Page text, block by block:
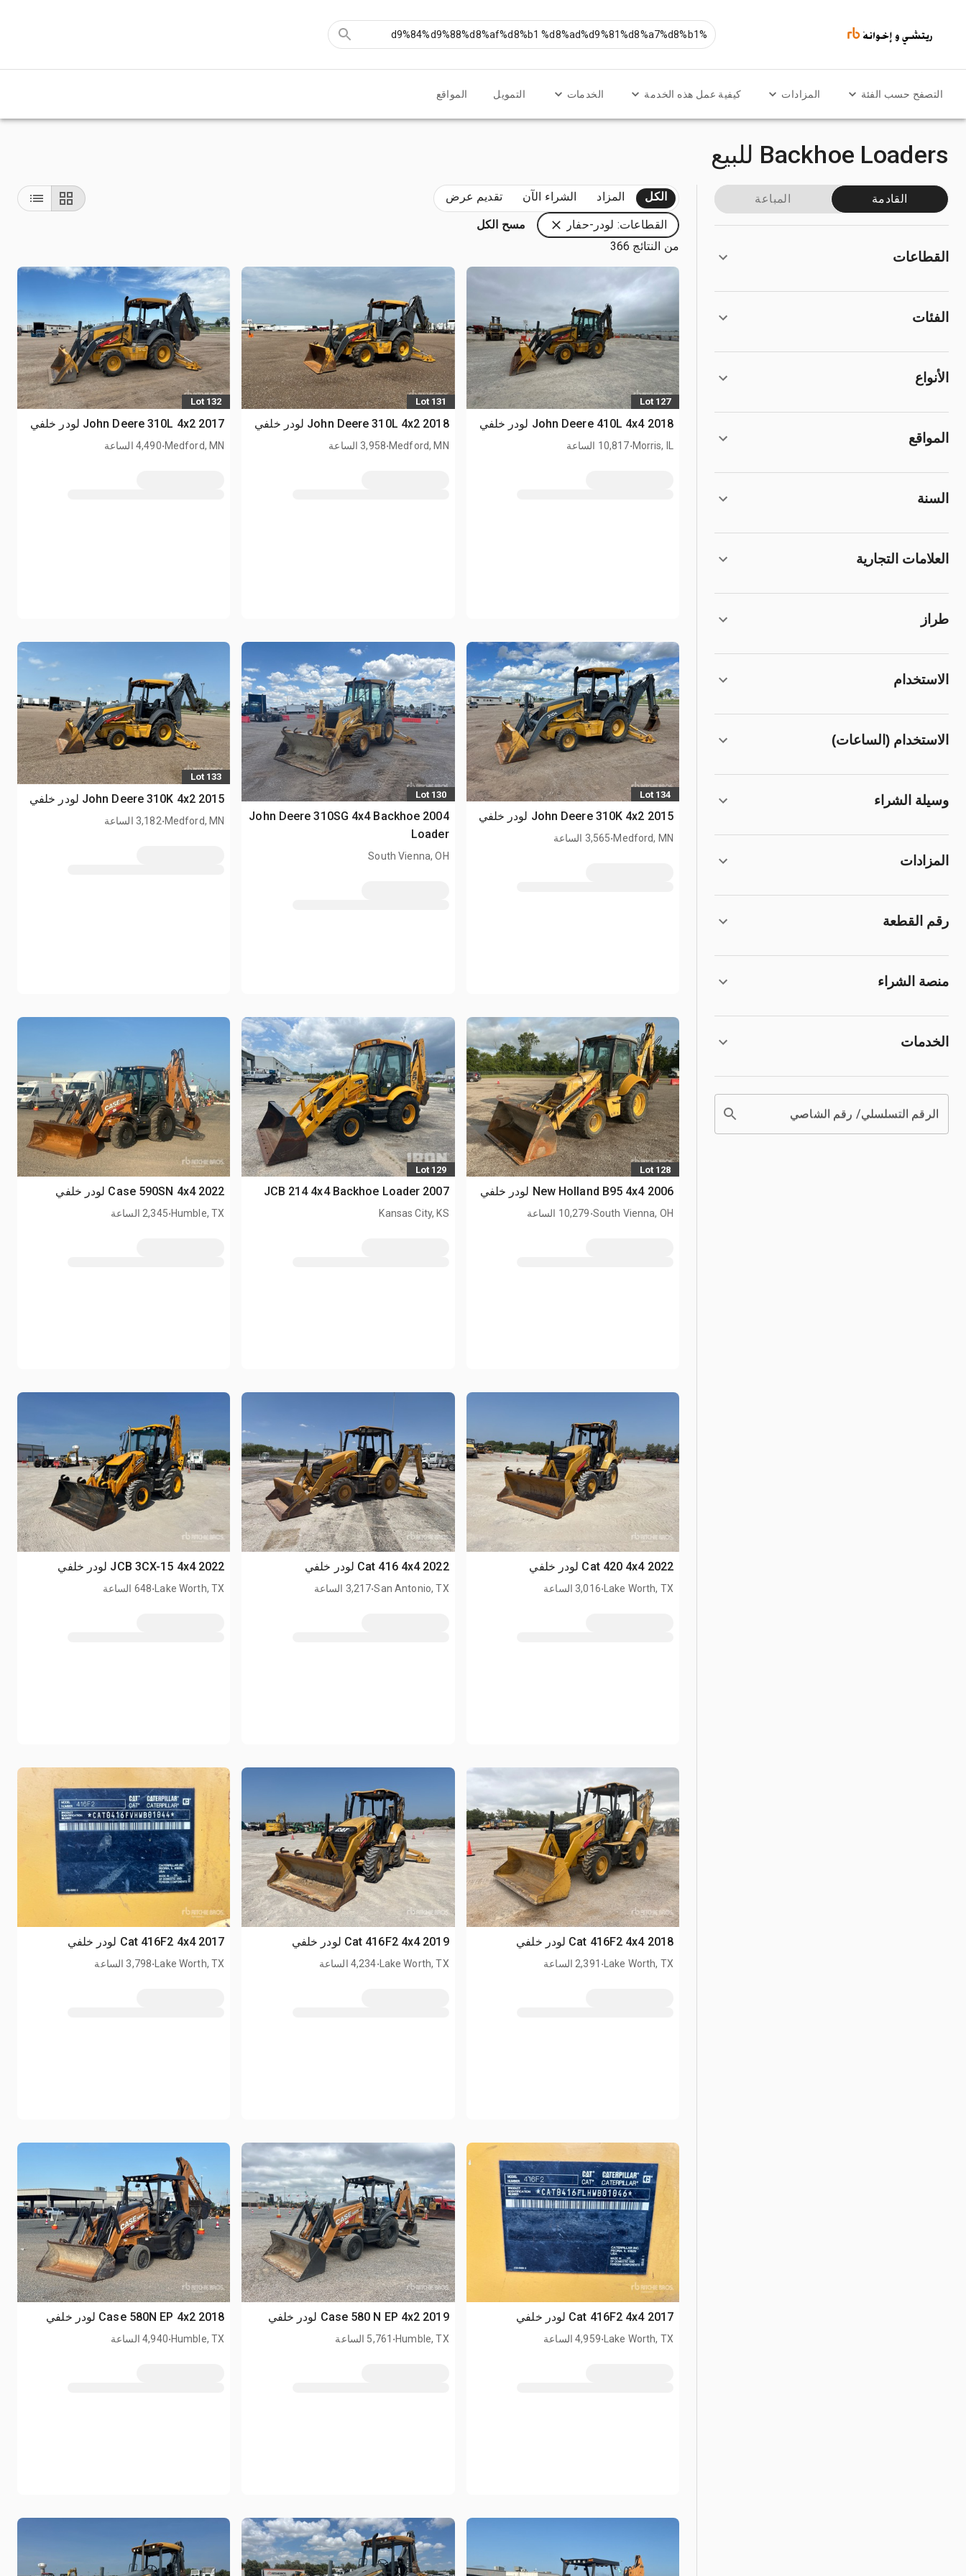
التصفح حسب الفئة المزادات كيفية عمل هذه الخدمة الخدمات التمويل المواقع
Backhoe Loaders للبيع
القادمة المباعة
القطاعات
الفئات
الأنواع
المواقع
السنة
العلامات التجارية
طراز
الاستخدام
الاستخدام (الساعات)
وسيلة الشراء
المزادات
رقم القطعة
منصة الشراء
الخدمات
الرقم التسلسلي/ رقم الشاصي
الكل المزاد الشراء الآن تقديم عرض
القطاعات: لودر-حفار
مسح الكل
من النتائج 366
Lot 127
2018 John Deere 410L 4x4 لودر خلفي
Morris, IL
.10,817 الساعة
Lot 131
2018 John Deere 310L 4x2 لودر خلفي
Medford, MN
.3,958 الساعة
Lot 132
2017 John Deere 310L 4x2 لودر خلفي
Medford, MN
.4,490 الساعة
Lot 134
2015 John Deere 310K 4x2 لودر خلفي
Medford, MN
.3,565 الساعة
Lot 130
2004 John Deere 310SG 4x4 Backhoe
Loader
South Vienna, OH
Lot 133
2015 John Deere 310K 4x2 لودر خلفي
Medford, MN
.3,182 الساعة
Lot 128
2006 New Holland B95 4x4 لودر خلفي
South Vienna, OH
.10,279 الساعة
Lot 129
2007 JCB 214 4x4 Backhoe Loader
Kansas City, KS
2022 Case 590SN 4x4 لودر خلفي
Humble, TX
.2,345 الساعة
2022 Cat 420 4x4 لودر خلفي
Lake Worth, TX
.3,016 الساعة
2022 Cat 416 4x4 لودر خلفي
San Antonio, TX
.3,217 الساعة
2022 JCB 3CX-15 4x4 لودر خلفي
Lake Worth, TX
.648 الساعة
2018 Cat 416F2 4x4 لودر خلفي
Lake Worth, TX
. 2,391 الساعة
2019 Cat 416F2 4x4 لودر خلفي
Lake Worth, TX
.4,234 الساعة
2017 Cat 416F2 4x4 لودر خلفي
Lake Worth, TX
.3,798 الساعة
2017 Cat 416F2 4x4 لودر خلفي
Lake Worth, TX
.4,959 الساعة
2019 Case 580 N EP 4x2 لودر خلفي
Humble, TX
. 5,761 الساعة
2018 Case 580N EP 4x2 لودر خلفي
Humble, TX
.4,940 الساعة